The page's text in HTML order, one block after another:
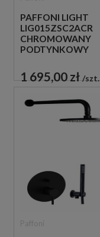
PAFFONI LIGHT
LIG015ZSC2ACR
CHROMOWANY
PODTYNKOWY
PRYSZNICOWY
1 695,00 zł szt.